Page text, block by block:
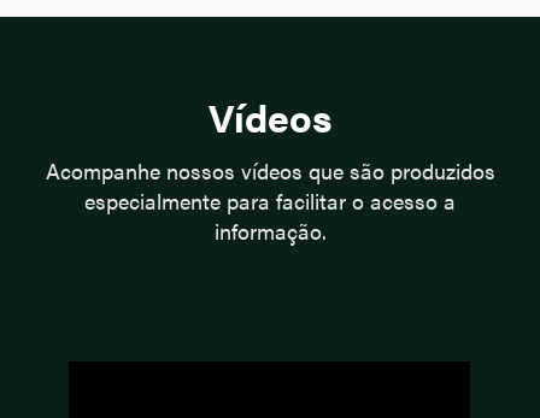
Vídeos
Acompanhe nossos vídeos que são produzidos
especialmente para facilitar o acesso a
informação.